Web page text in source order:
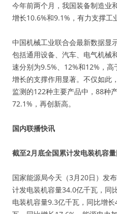
今年前两个月，我国装备制造业
增长10.6%和9.1%，有力支撑工
中国机械工业联合会最新数据显
包括通用设备、汽车、电气机
速分别为9.5%、12%和12%，
增长的支撑作用显著。不仅如此
监测的122种主要产品中，88种
72.1%，再创新高。
国内联播快讯
截至2月底全国累计发电装机容
国家能源局今天（3月20日）发
计发电装机容量34.0亿千瓦，同
电装机容量9.3亿千瓦，同比增